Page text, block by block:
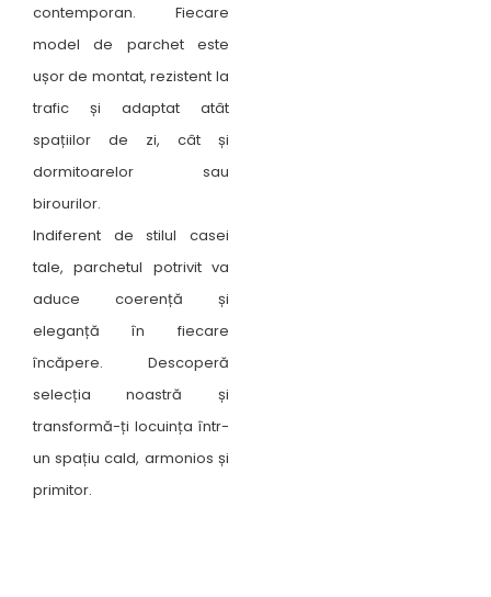
contemporan. Fiecare
model de parchet este
ușor de montat, rezistent la
trafic și adaptat atât
spațiilor de zi, cât și
dormitoarelor sau
birourilor.
Indiferent de stilul casei
tale, parchetul potrivit va
aduce coerență și
eleganță în fiecare
încăpere. Descoperă
selecția noastră și
transformă-ți locuința într-
un spațiu cald, armonios și
primitor.